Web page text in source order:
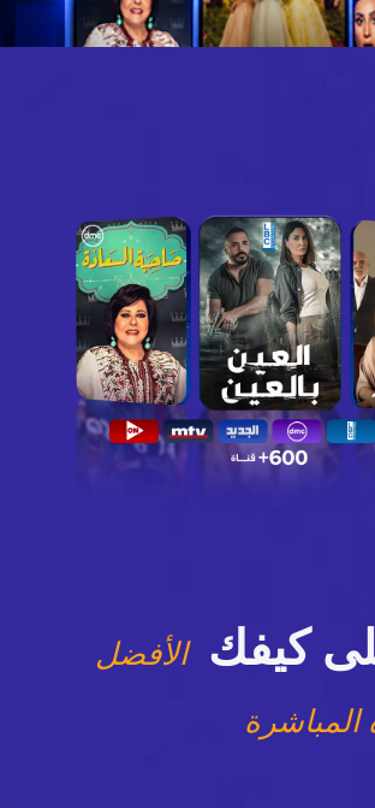
كيفك الأفضل
المباشرة